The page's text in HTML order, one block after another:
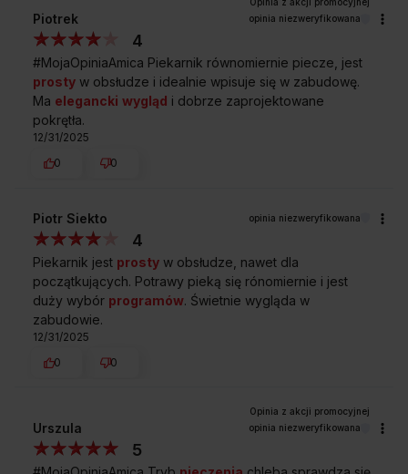
PIECZENIA (TS)
Tu klasyczne rozwiązania łączą się z funkcjonalnością.
Piotrek opinia niezweryfikowana
4
#MojaOpiniaAmica Piekarnik równomiernie piecze, jest
prosty w obsłudze i idealnie wpisuje się w zabudowę.
Ma elegancki wygląd i dobrze zaprojektowane
pokrętła.
12/31/2025
0
0
Piotr Siekto opinia niezweryfikowana
4
Piekarnik jest prosty w obsłudze, nawet dla
początkujących. Potrawy pieką się rónomiernie i jest
duży wybór programów. Świetnie wygląda w
zabudowie.
12/31/2025
0
0
Urszula opinia niezweryfikowana
5